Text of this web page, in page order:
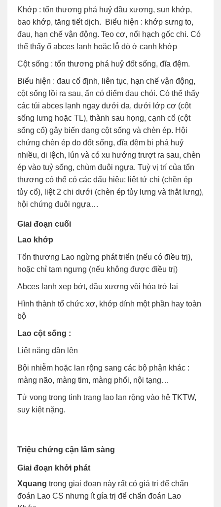
Khớp : tổn thương phá huỷ đầu xương, sụn khớp,
bao khớp, tăng tiết dịch. Biểu hiện : khớp sưng to,
đau, hạn chế vận động. Teo cơ, nổi hạch gốc chi. Có
thể thấy ổ abces lạnh hoặc lỗ dò ở cạnh khớp
Cột sống : tổn thương phá huỷ đốt sống, đĩa đệm.
Biểu hiện : đau cố định, liên tục, hạn chế vận động,
cột sống lồi ra sau, ấn có điểm đau chói. Có thể thấy
các túi abces lạnh ngay dưới da, dưới lớp cơ (cột
sống lưng hoặc TL), thành sau họng, cạnh cổ (cột
sống cổ) gây biến dạng cột sống và chèn ép. Hội
chứng chèn ép do đốt sống, đĩa đệm bị phá huỷ
nhiều, di lệch, lún và có xu hướng trượt ra sau, chèn
ép vào tuỷ sống, chùm đuôi ngựa. Tuỳ vị trí của tổn
thương có thể có các dấu hiệu: liệt tứ chi (chền ép
tủy cổ), liệt 2 chi dưới (chèn ép tủy lưng và thắt lưng),
hội chứng đuôi ngựa…
Giai đoạn cuối
Lao khớp
Tổn thương Lao ngừng phát triển (nếu có điều trị),
hoặc chỉ tạm ngưng (nếu không được điều trị)
Abces lạnh xẹp bớt, đầu xương vôi hóa trở lại
Hình thành tổ chức xơ, khớp dính một phần hay toàn
bộ
Lao cột sống :
Liệt nặng dần lên
Bội nhiễm hoặc lan rộng sang các bộ phận khác :
màng não, màng tim, màng phổi, nội tạng…
Tử vong trong tình trạng lao lan rộng vào hệ TKTW,
suy kiệt nặng.
Triệu chứng cận lâm sàng
Giai đoạn khởi phát
Xquang trong giai đoạn này rất có giá trị để chẩn
đoán Lao CS nhưng ít gía trị để chẩn đoán Lao